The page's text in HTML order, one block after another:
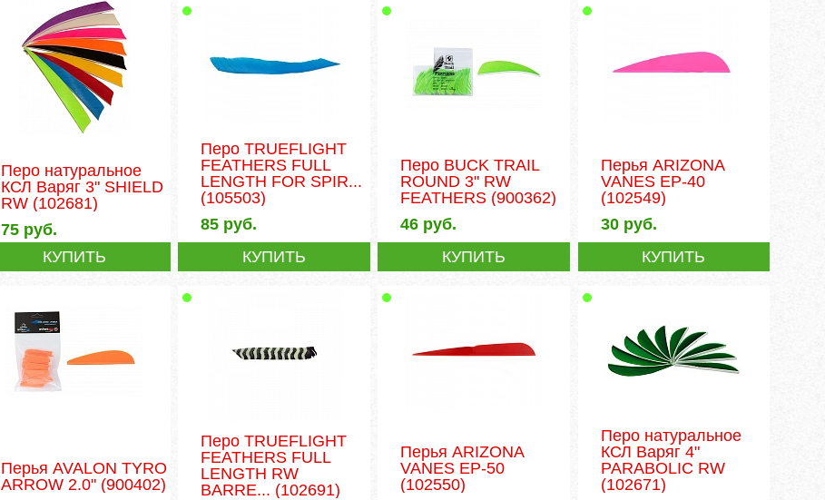
Перо натуральное
КСЛ Варяг 3" SHIELD
RW (102681)
75 руб.
КУПИТЬ
Перо TRUEFLIGHT
FEATHERS FULL
LENGTH FOR SPIR...
(105503)
85 руб.
КУПИТЬ
Перо BUCK TRAIL
ROUND 3" RW
FEATHERS (900362)
46 руб.
КУПИТЬ
Перья ARIZONA
VANES EP-40
(102549)
30руб.
КУПИТЬ
Перья AVALON TYRO
ARROW 2.0" (900402)
Перо TRUEFLIGHT
FEATHERS FULL
LENGTH RW
BARRE... (102691)
Перья ARIZONA
VANES EP-50
(102550)
Перо натуральное
КСЛ Варяг 4"
PARABOLIC RW
(102671)